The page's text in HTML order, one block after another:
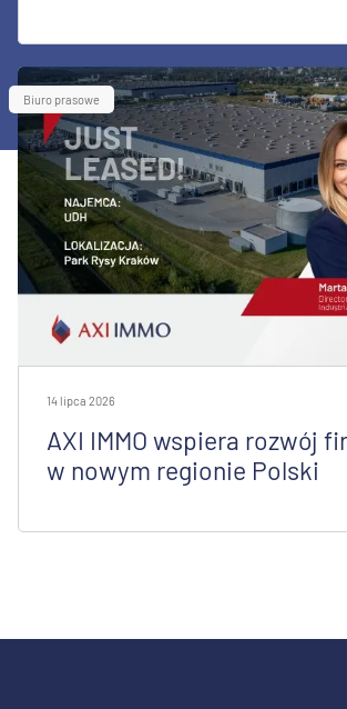
Biuro prasowe
14 lipca 2026
AXI IMMO wspiera rozwój
w nowym regionie Polski